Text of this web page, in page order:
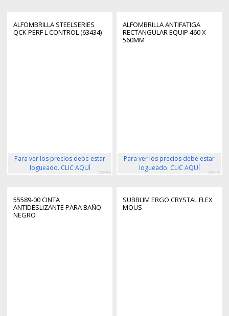
ALFOMBRILLA STEELSERIES
QCK PERF L CONTROL (63434)
Para ver los precios debe estar
logueado. CLIC AQUÍ
258483
ALFOMBRILLA ANTIFATIGA
RECTANGULAR EQUIP 460 X
560MM
Para ver los precios debe estar
logueado. CLIC AQUÍ
289460
55589-00 CINTA
ANTIDESLIZANTE PARA BAÑO
NEGRO
SUBBLIM ERGO CRYSTAL FLEX
MOUS